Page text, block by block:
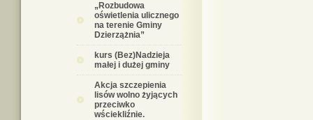
„Rozbudowa
oświetlenia ulicznego
na terenie Gminy
Dzierzążnia”
kurs (Bez)Nadzieja
małej i dużej gminy
Akcja szczepienia
lisów wolno żyjących
przeciwko
wściekliźnie.